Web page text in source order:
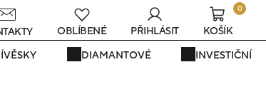
DIAMANTOVÉ INVESTIČNÍ
OBLÍBENÉ PŘIHLÁSIT
0
KOŠÍK